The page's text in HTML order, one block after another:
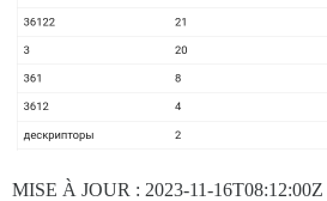
MISE À JOUR : 2023-11-16T08:12:00Z